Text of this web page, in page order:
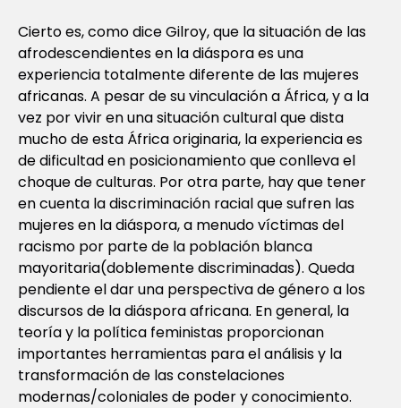
Cierto es, como dice Gilroy, que la situación de las
afrodescendientes en la diáspora es una
experiencia totalmente diferente de las mujeres
africanas. A pesar de su vinculación a África, y a la
vez por vivir en una situación cultural que dista
mucho de esta África originaria, la experiencia es
de dificultad en posicionamiento que conlleva el
choque de culturas. Por otra parte, hay que tener
en cuenta la discriminación racial que sufren las
mujeres en la diáspora, a menudo víctimas del
racismo por parte de la población blanca
mayoritaria(doblemente discriminadas). Queda
pendiente el dar una perspectiva de género a los
discursos de la diáspora africana. En general, la
teoría y la política feministas proporcionan
importantes herramientas para el análisis y la
transformación de las constelaciones
modernas/coloniales de poder y conocimiento.